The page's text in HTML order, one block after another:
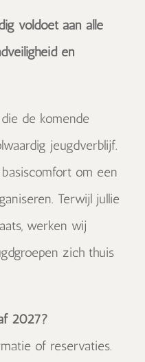
voldoet aan alle
en
de komende
jeugdverblijf.
om een
Terwijl jullie
werken wij
zich thuis
2027?
of reservaties.